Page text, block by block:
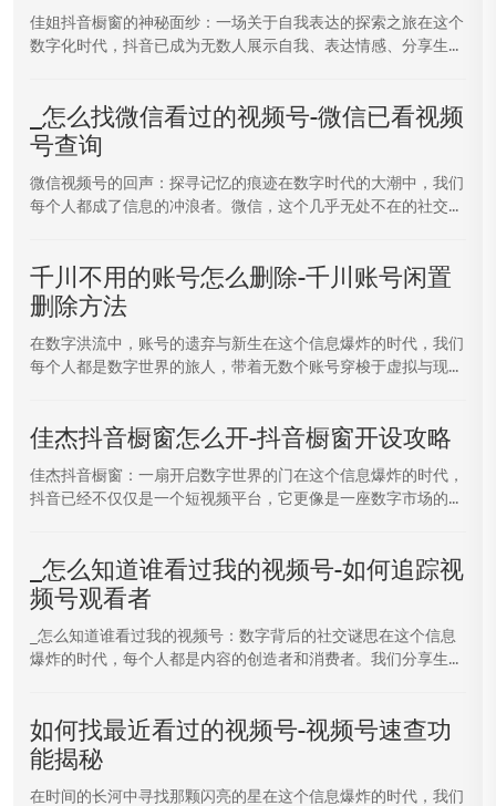
佳姐抖音橱窗的神秘面纱：一场关于自我表达的探索之旅在这个
数字化时代，抖音已成为无数人展示自我、表达情感、分享生...
_怎么找微信看过的视频号-微信已看视频
号查询
微信视频号的回声：探寻记忆的痕迹在数字时代的大潮中，我们
每个人都成了信息的冲浪者。微信，这个几乎无处不在的社交...
千川不用的账号怎么删除-千川账号闲置
删除方法
在数字洪流中，账号的遗弃与新生在这个信息爆炸的时代，我们
每个人都是数字世界的旅人，带着无数个账号穿梭于虚拟与现...
佳杰抖音橱窗怎么开-抖音橱窗开设攻略
佳杰抖音橱窗：一扇开启数字世界的门在这个信息爆炸的时代，
抖音已经不仅仅是一个短视频平台，它更像是一座数字市场的...
_怎么知道谁看过我的视频号-如何追踪视
频号观看者
_怎么知道谁看过我的视频号：数字背后的社交谜思在这个信息
爆炸的时代，每个人都是内容的创造者和消费者。我们分享生...
如何找最近看过的视频号-视频号速查功
能揭秘
在时间的长河中寻找那颗闪亮的星在这个信息爆炸的时代，我们